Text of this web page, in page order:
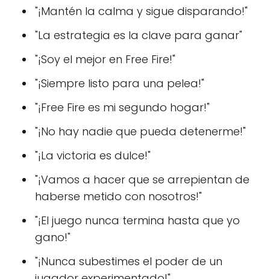
"¡Mantén la calma y sigue disparando!"
"La estrategia es la clave para ganar"
"¡Soy el mejor en Free Fire!"
"¡Siempre listo para una pelea!"
"¡Free Fire es mi segundo hogar!"
"¡No hay nadie que pueda detenerme!"
"¡La victoria es dulce!"
"¡Vamos a hacer que se arrepientan de
haberse metido con nosotros!"
"¡El juego nunca termina hasta que yo
gano!"
"¡Nunca subestimes el poder de un